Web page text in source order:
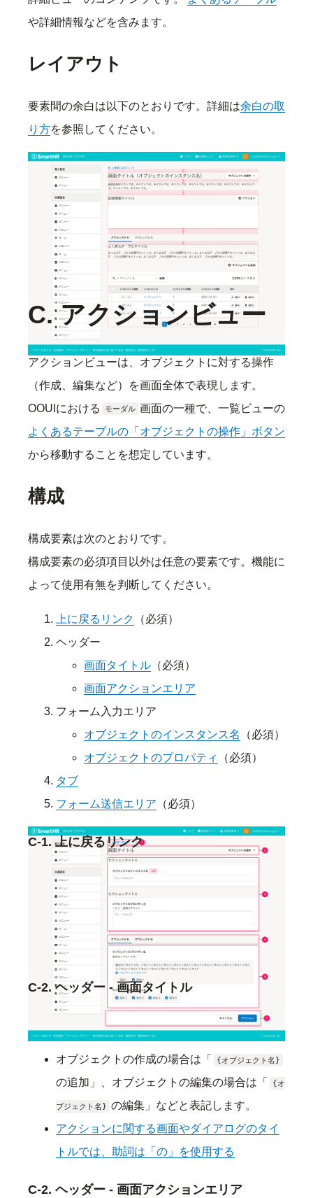
や詳細情報などを含みます。
レイアウト
要素間の余白は以下のとおりです。詳細は余白の取
り方を参照してください。
要素内やコンポーネント内の配置や余白は以下を参
照してください。
上に戻るリンクのレイアウト
［WIP］TabBar
よくあるテーブルのレイアウト
C. アクションビュー
アクションビューは、オブジェクトに対する操作
（作成、編集など）を画面全体で表現します。
OOUIにおける モーダル 画面の一種で、一覧ビューの
よくあるテーブルの「オブジェクトの操作」ボタン
から移動することを想定しています。
構成
構成要素は次のとおりです。
構成要素の必須項目以外は任意の要素です。機能に
よって使用有無を判断してください。
上に戻るリンク
（必須）
ヘッダー
画面タイトル （必須）
画面アクションエリア
フォーム入力エリア
オブジェクトのインスタンス名
（必須）
オブジェクトのプロパティ
（必須）
タブ
フォーム送信エリア （必須）
C-1. 上に戻るリンク
一階層上のコンテンツに誘導するためのリンクで
す。キャンセルボタンと同様に、フォームの編集内
容を破棄して画面から離脱します。
詳細は、
UpwardLinkを参照してください。
C-2. ヘッダー - 画面タイトル
アクションビューの画面タイトルです。
オブジェクトの作成の場合は「 {オブジェクト名}
の追加」、オブジェクトの編集の場合は「 {オ
ブジェクト名} の編集」などと表記します。
アクションに関する画面やダイアログのタイ
トルでは、助詞は「の」を使用する
C-2. ヘッダー - 画面アクションエリア